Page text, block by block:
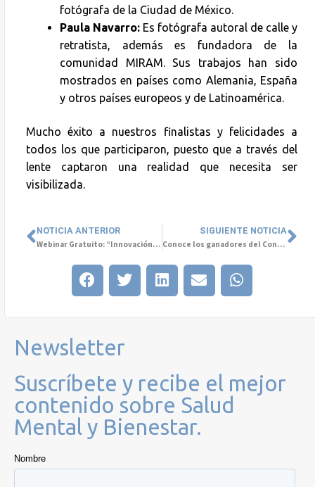
fotógrafa de la Ciudad de México.
Paula Navarro: Es fotógrafa autoral de calle y
retratista, además es fundadora de la
comunidad MIRAM. Sus trabajos han sido
mostrados en países como Alemania, España
y otros países europeos y de Latinoamérica.
Mucho éxito a nuestros finalistas y felicidades a
todos los que participaron, puesto que a través del
lente captaron una realidad que necesita ser
visibilizada.
NOTICIA ANTERIOR
Webinar Gratuito: “Innovación aplicada a la Salud Mental”
SIGUIENTE NOTICIA
Conoce los ganadores del Concurso Fotográfico Mujeres del Mundo y Salud Mental
Newsletter
Suscríbete y recibe el mejor
contenido sobre Salud
Mental y Bienestar.